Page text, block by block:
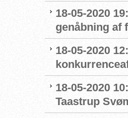
18-05-2020
genåbning af
18-05-2020
18-05-2020
Taastrup